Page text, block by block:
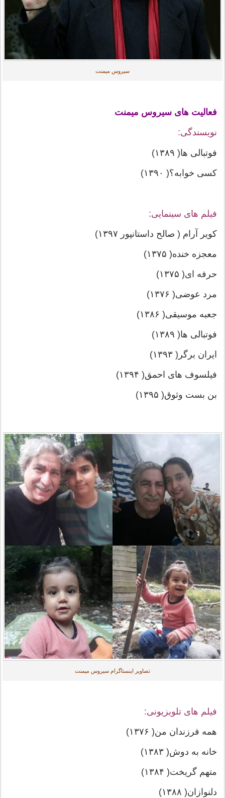
سیروس میمنت
فعالیت های سیروس میمنت
نویسندگی:
فوتبالی ها( ۱۳۸۹)
کسی خوابه؟( ۱۳۹۰)
فیلم های سینمایی:
کویر آرام ( صالح داستانپور ۱۳۹۷)
معجزه خنده( ۱۳۷۵)
حرفه ای( ۱۳۷۵)
مرد عوضی( ۱۳۷۶)
جعبه موسیقی( ۱۳۸۶)
فوتبالی ها( ۱۳۸۹)
ایران برگر( ۱۳۹۳)
فیلسوف های احمق( ۱۳۹۴)
بن بست وثوق( ۱۳۹۵)
تصاویر اینستاگرام سیروس میمنت
فیلم های تلویزیونی:
همه فرزندان من( ۱۳۷۶)
خانه به دوش( ۱۳۸۳)
متهم گریخت( ۱۳۸۴)
دلنوازان( ۱۳۸۸)